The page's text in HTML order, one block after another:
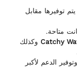
توفيرها مقابل
متاحة.
Catchy وكذلك
الدعم لأكبر